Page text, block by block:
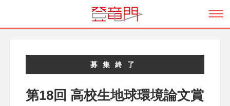
募集終了
第18回 高校生地球環境論文賞